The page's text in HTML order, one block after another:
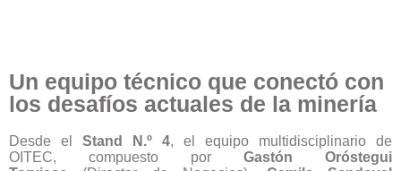
Un equipo técnico que conectó con
los desafíos actuales de la minería
Desde el Stand N.º 4, el equipo multidisciplinario de
OITEC, compuesto por Gastón Oróstegui